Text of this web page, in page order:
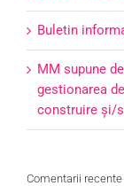
Buletin
MM supune
gestionarea
construire şi/
Comentarii recente